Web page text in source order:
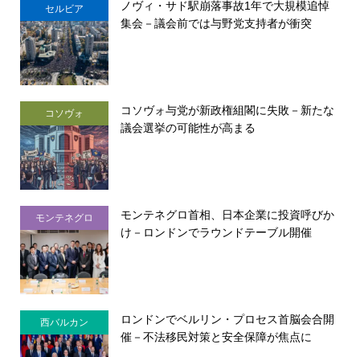
セルビア
ノヴィ・サド駅崩落事故1年で大規模追悼
集会－議会前では与野党支持者が衝突
コソヴォ
コソヴォ与党が新政権組閣に失敗－新たな
議会選挙の可能性が高まる
モンテネグロ
モンテネグロ首相、日本企業に投資呼びか
け－ロンドンでラウンドテーブル開催
西バルカン
ロンドンでベルリン・プロセス首脳会合開
催－不法移民対策と安全保障が焦点に